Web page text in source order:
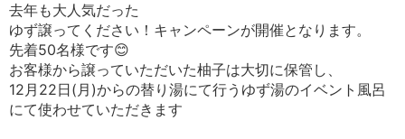
去年も大人気だった
ゆず譲ってください！キャンペーンが開催となります。
先着50名様です😊
お客様から譲っていただいた柚子は大切に保管し、
12月22日(月)からの替り湯にて行うゆず湯のイベント風呂
にて使わせていただきます